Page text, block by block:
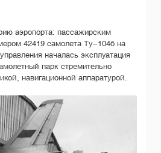
аэропорта: пассажирским
42419 самолета Ту-104б на
началась эксплуатация
парк стремительно
навигационной аппаратурой.